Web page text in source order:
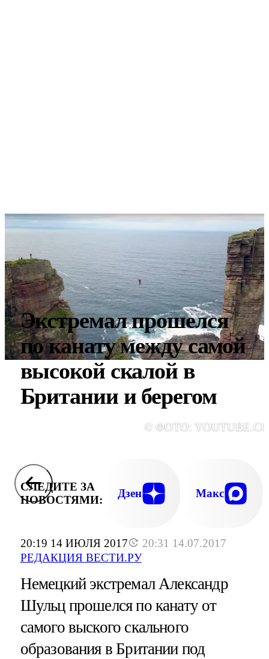
20:19 14 ИЮЛЯ 2017
20:31 14.07.2017
РЕДАКЦИЯ ВЕСТИ.РУ
Экстремал прошелся
по канату между самой
высокой скалой в
Британии и берегом
© ФОТО:
СЛЕДИТЕ ЗА
НОВОСТЯМИ:
Дзен Макс
Немецкий экстремал Александр
Шульц прошелся по канату от
самого выского скального
образования в Британии под